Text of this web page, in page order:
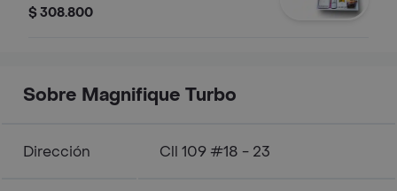
financiers (3 un), mini éclairs (2 un),
ml), caja luxury de regalo
$ 308.800
Sobre Magnifique Turbo
Dirección Cll 109 #18 - 23